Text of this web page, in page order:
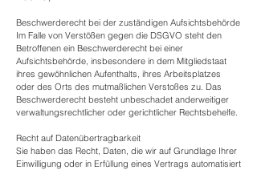
Beschwerde­recht bei der zuständigen Aufsichts­behörde
Im Falle von Verstößen gegen die DSGVO steht den
Betroffenen ein Beschwerderecht bei einer
Aufsichtsbehörde, insbesondere in dem Mitgliedstaat
ihres gewöhnlichen Aufenthalts, ihres Arbeitsplatzes
oder des Orts des mutmaßlichen Verstoßes zu. Das
Beschwerderecht besteht unbeschadet anderweitiger
verwaltungsrechtlicher oder gerichtlicher Rechtsbehelfe.
Recht auf Daten­übertrag­barkeit
Sie haben das Recht, Daten, die wir auf Grundlage Ihrer
Einwilligung oder in Erfüllung eines Vertrags automatisiert